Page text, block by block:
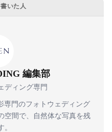
いた人
編集部
ディング専門
専門のフォトウェディング
空間で、自然体な写真を残
。